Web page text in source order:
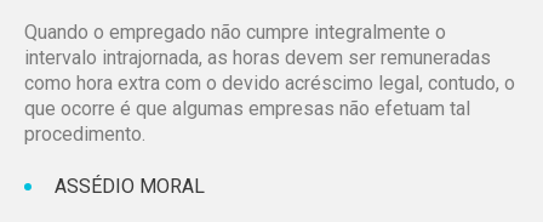
Quando o empregado não cumpre integralmente o
intervalo intrajornada, as horas devem ser remuneradas
como hora extra com o devido acréscimo legal, contudo, o
que ocorre é que algumas empresas não efetuam tal
procedimento.
ASSÉDIO MORAL